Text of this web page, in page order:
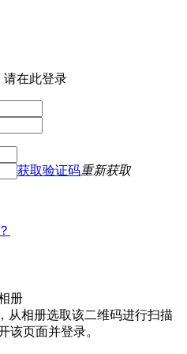
请在此登录
获取验证码重新获取
册
从相册选取该二维码进行扫描
该页面并登录。